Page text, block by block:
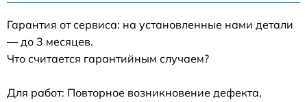
Гарантия от сервиса: на установленные нами детали
— до 3 месяцев.
Что считается гарантийным случаем?
Для работ: Повторное возникновение дефекта,